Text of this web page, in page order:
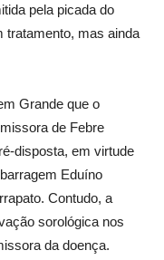
pela picada do
tratamento, mas ainda
Grande que o
de Febre
disposta, em virtude
Eduíno
Contudo, a
sorológica nos
da doença.